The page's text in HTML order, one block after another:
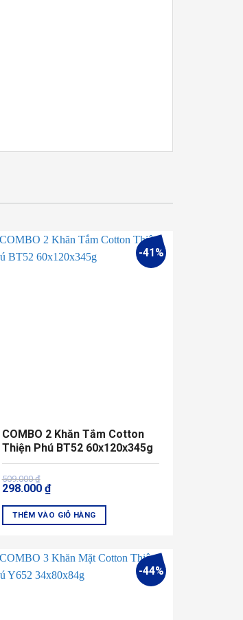
-41%
COMBO 2 Khăn Tắm Cotton
Thiện Phú BT52 60x120x345g
509.000₫
Giá
gốc
509.000 ₫.
298.000 ₫
Giá
hiện
298.000 ₫.
THÊM VÀO GIỎ HÀNG
này
có
-44%